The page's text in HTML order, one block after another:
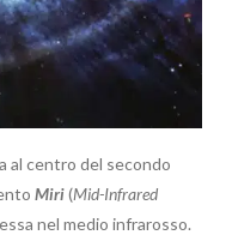
al centro del secondo
Miri(Mid-Infrared
nel medio infrarosso.